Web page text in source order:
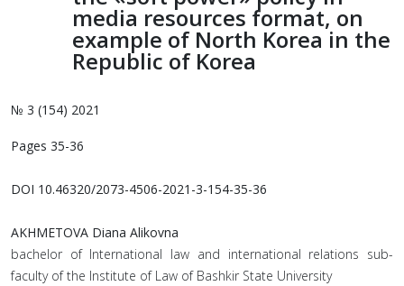
media resources format, on
example of North Korea in the
Republic of Korea
№ 3 (154) 2021
Pages 35-36
DOI 10.46320/2073-4506-2021-3-154-35-36
AKHMETOVA Diana Alikovna
bachelor of International law and international relations sub-
faculty of the Institute of Law of Bashkir State University